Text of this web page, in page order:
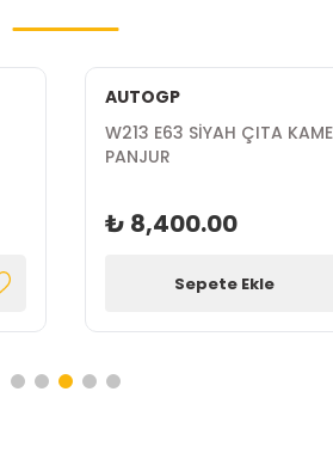
AUTOGP
W213 E63 SİYAH ÇITA
PANJUR
₺ 8,400.00
Sepete Ekle